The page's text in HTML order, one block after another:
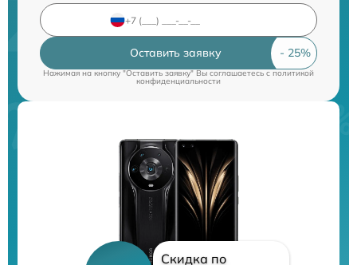
Оставить заявку
Нажимая на кнопку "Оставить заявку" Вы соглашаетесь cполитикой
конфиденциальности
Скидка по